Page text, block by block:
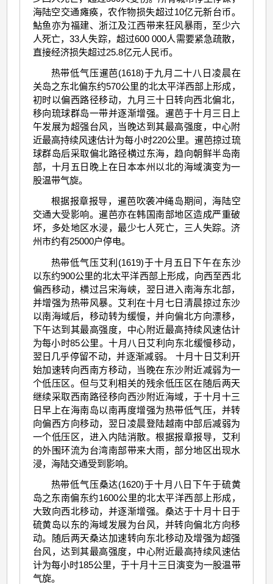
海陆空交通瘫痪，农作物损失超过10亿元新台币。
鮎鱼亦为福建、浙江及江西带来狂风暴雨，至少六
人死亡，33人失踪，超过600 000人需要紧急疏散，
直接经济损失超过25.8亿元人民币。
热带低气压暹芭(1618)于九月二十八日凌晨在
关岛之东北偏东约570公里的北太平洋西部上形成，
初时以偏西路径移动，九月三十日转向西北偏北，
移向琉球群岛一带并逐渐增强。暹芭于十月三日上
午发展为超强台风，当晚达到其最高强度，中心附
近最高持续风速估计为每小时220公里。暹芭掠过琉
球群岛后采取偏北路径横过东海，趋向朝鲜半岛南
部，十月五日晚上在日本本州以北的海域演变为一
股温带气旋。
根据报章报导，暹芭吹袭冲绳岛期间，海陆空
交通大受影响。暹芭亦在韩国南部地区造成严重破
坏，多处地区水浸，最少七人死亡，三人失踪。济
州市约有25000户停电。
热带低气压艾利(1619)于十月五日下午在东沙
以东约900公里的北太平洋西部上形成，向西至西北
偏西移动，横过吕宋海峡，翌日进入南海东北部，
并增强为热带风暴。艾利在十月七日清晨掠过东沙
以南海域后，移动转为缓慢，并向偏北方向漂移，
下午达到其最高强度，中心附近最高持续风速估计
为每小时85公里。十月八日艾利向东北缓慢移动，
翌日几乎停留不动，并逐渐减弱。 十月十日艾利开
始加速转向西南方移动，当晚在东沙附近减弱为一
个低压区。但与艾利相关的残余低压区在随后两天
继续采取西南路径移向西沙附近海域，于十月十三
日早上在海南岛以南再度增强为热带低气压，并转
向偏西方向移动，翌日凌晨登陆越南中部后减弱为
一个低压区，进入内陆消散。根据报章报导，艾利
的外围环流为台湾南部带来大雨，部分地区出现水
浸，海陆交通受到影响。
热带低气压桑达(1620)于十月八日下午于硫黄
岛之东南偏东约1600公里的北太平洋西部上形成，
大致向西北移动，并逐渐增强。桑达于十月十日于
硫黄岛以东的海域发展为台风，并转向偏北方向移
动。随后两天桑达加速转向东北移动及增强为超强
台风，达到其最高强度，中心附近最高持续风速估
计为每小时185公里，于十月十三日演变为一股温带
气旋。